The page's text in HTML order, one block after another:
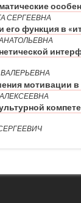
СЕРГЕЕВНА
его функция в
мотивации в